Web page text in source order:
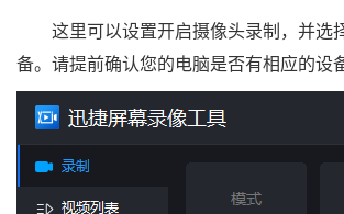
这里可以设置开启摄像头录制，并选
备。请提前确认您的电脑是否有相应的设